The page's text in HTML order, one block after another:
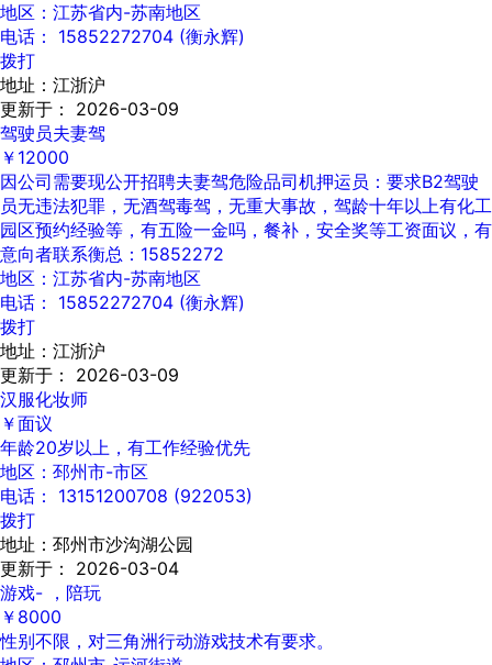
地区：江苏省内-苏南地区
电话： 15852272704 (衡永辉)
拨打
地址：江浙沪
更新于： 2026-03-09
驾驶员夫妻驾
￥12000
因公司需要现公开招聘夫妻驾危险品司机押运员：要求B2驾驶
员无违法犯罪，无酒驾毒驾，无重大事故，驾龄十年以上有化工
园区预约经验等，有五险一金吗，餐补，安全奖等工资面议，有
意向者联系衡总：15852272
地区：江苏省内-苏南地区
电话： 15852272704 (衡永辉)
拨打
地址：江浙沪
更新于： 2026-03-09
汉服化妆师
￥面议
年龄20岁以上，有工作经验优先
地区：邳州市-市区
电话： 13151200708 (922053)
拨打
地址：邳州市沙沟湖公园
更新于： 2026-03-04
游戏- ，陪玩
￥8000
性别不限，对三角洲行动游戏技术有要求。